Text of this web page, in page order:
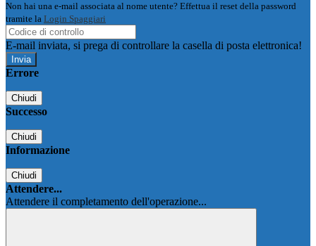
Non hai una e-mail associata al nome utente? Effettua il reset della password
tramite la Login Spaggiari
E-mail inviata, si prega di controllare la casella di posta elettronica!
Errore
Chiudi
Successo
Chiudi
Informazione
Chiudi
Attendere...
Attendere il completamento dell'operazione...